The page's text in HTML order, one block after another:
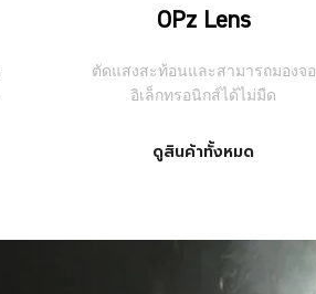
OPz Lens
ตัดแสงสะท้อนและสามารถมองจอ
อิเล็กทรอนิกส์ได้ไม่มืด
ดูสินค้าทั้งหมด